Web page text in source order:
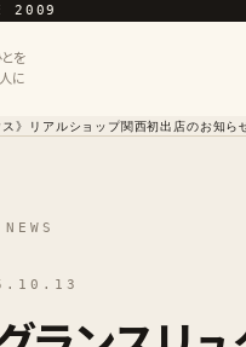
2009
を
に
ス》リアルショップ関西初出店のお知ら